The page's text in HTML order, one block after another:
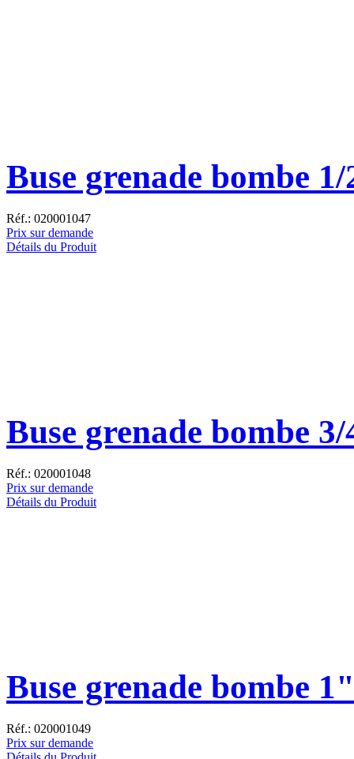
Buse grenade bombe
Réf.: 020001047
Prix sur demande
Détails du Produit
Buse grenade bombe
Réf.: 020001048
Prix sur demande
Détails du Produit
Buse grenade bombe 1"
Réf.: 020001049
Prix sur demande